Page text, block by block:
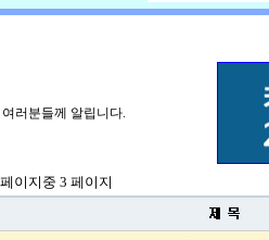
러분들께 알립니다.
이지중 3 페이지